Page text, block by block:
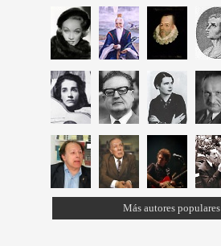
Más autores populares